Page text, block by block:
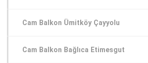
Cam Balkon Ümitköy Çayyolu
Cam Balkon Bağlıca Etimesgut